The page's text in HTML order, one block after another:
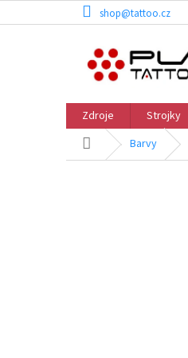
na
shop@tattoo.cz
Zdroje Strojky
Domů Barvy